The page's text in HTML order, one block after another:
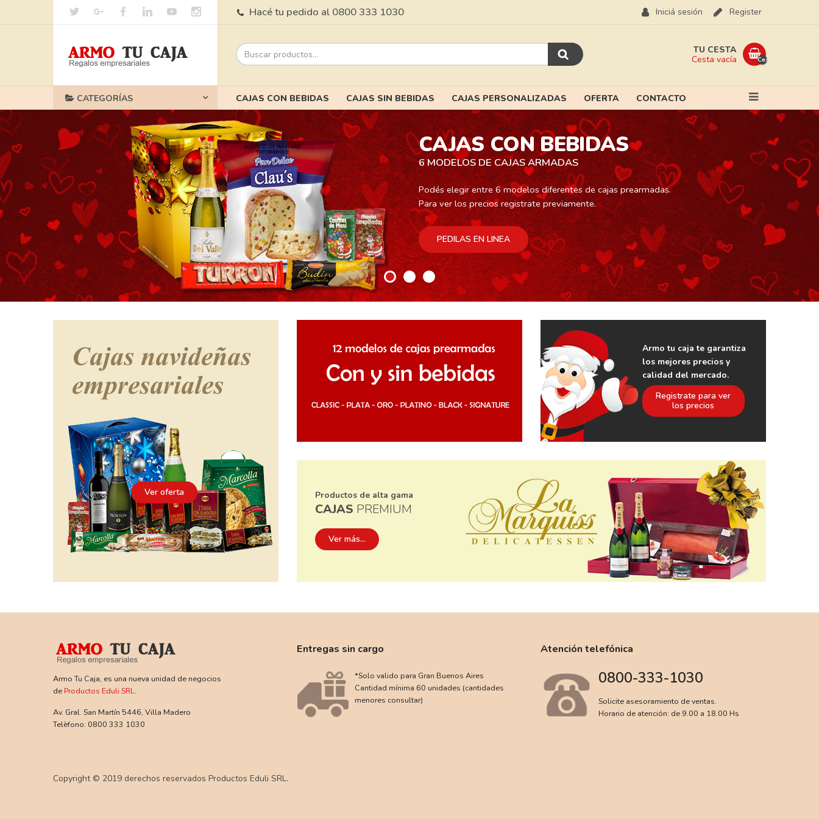
Hacé tu pedido al 0800 333 1030 Iniciá sesión Register
Cesta
TU CESTA
Cesta vacía
CATEGORÍAS CAJAS CON BEBIDAS CAJAS SIN BEBIDAS CAJAS PERSONALIZADAS OFERTA CONTACTO
CAJAS CON BEBIDAS
6 MODELOS DE CAJAS ARMADAS
Podés elegir entre 6 modelos diferentes de cajas prearmadas.
Para ver los precios registrate previamente.
PEDILAS EN LINEA
Ver oferta
Armo tu caja te garantiza
los mejores precios y
calidad del mercado.
Registrate para ver
los precios
Productos de alta gama
CAJAS PREMIUM
Ver más...
Armo Tu Caja, es una nueva unidad de negocios
de Productos Eduli SRL.
Av. Gral. San Martín 5446, Villa Madero
Telèfono: 0800 333 1030
Entregas sin cargo
*Solo valido para Gran Buenos Aires
Cantidad mínima 60 unidades (cantidades
menores consultar)
Atención telefónica
0800-333-1030
Solicite asesoramiento de ventas.
Horario de atención: de 9.00 a 18.00 Hs
Copyright © 2019 derechos reservados Productos Eduli SRL.